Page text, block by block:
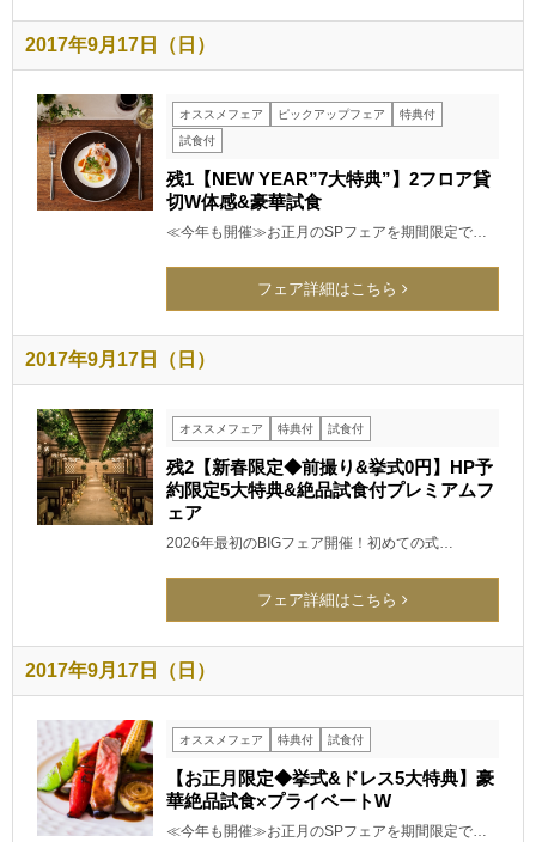
2017年9月17日（日）
オススメフェア ピックアップフェア
特典付
試食付
残1【NEW YEAR”7大特典”】2フロア貸
切W体感&豪華試食
≪今年も開催≫お正月のSPフェアを期間限定で…
フェア詳細はこちら
2017年9月17日（日）
オススメフェア 特典付 試食付
残2【新春限定◆前撮り&挙式0円】HP予
約限定5大特典&絶品試食付プレミアムフ
ェア
2026年最初のBIGフェア開催！初めての式…
フェア詳細はこちら
2017年9月17日（日）
オススメフェア 特典付 試食付
【お正月限定◆挙式&ドレス5大特典】豪
華絶品試食×プライベートW
≪今年も開催≫お正月のSPフェアを期間限定で…